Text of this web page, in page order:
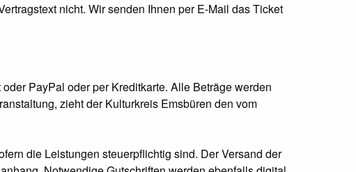
nicht. Wir senden Ihnen per E-Mail das Ticket
PayPal oder per Kreditkarte. Alle Beträge werden
zieht der Kulturkreis Emsbüren den vom
die Leistungen steuerpflichtig sind. Der Versand der